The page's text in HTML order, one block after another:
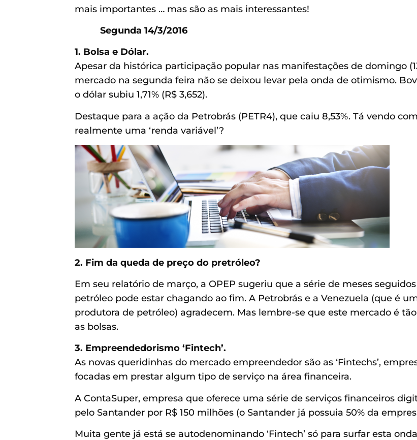
mais importantes … mas são as mais interessantes!
Segunda 14/3/2016
1. Bolsa e Dólar.
Apesar da histórica participação popular nas manifestações de domingo
mercado na segunda feira não se deixou levar pela onda de otimismo.
o dólar subiu 1,71% (R$ 3,652).
Destaque para a ação da Petrobrás (PETR4), que caiu 8,53%. Tá vendo
realmente uma ‘renda variável’?
2. Fim da queda de preço do pretróleo?
Em seu relatório de março, a OPEP sugeriu que a série de meses
petróleo pode estar chagando ao fim. A Petrobrás e a Venezuela (que é
produtora de petróleo) agradecem. Mas lembre-se que este mercado é tão
as bolsas.
3. Empreendedorismo ‘Fintech’.
As novas queridinhas do mercado empreendedor são as ‘Fintechs’,
focadas em prestar algum tipo de serviço na área financeira.
A ContaSuper, empresa que oferece uma série de serviços financeiros
pelo Santander por R$ 150 milhões (o Santander já possuia 50% da
Muita gente já está se autodenominando ‘Fintech’ só para surfar esta